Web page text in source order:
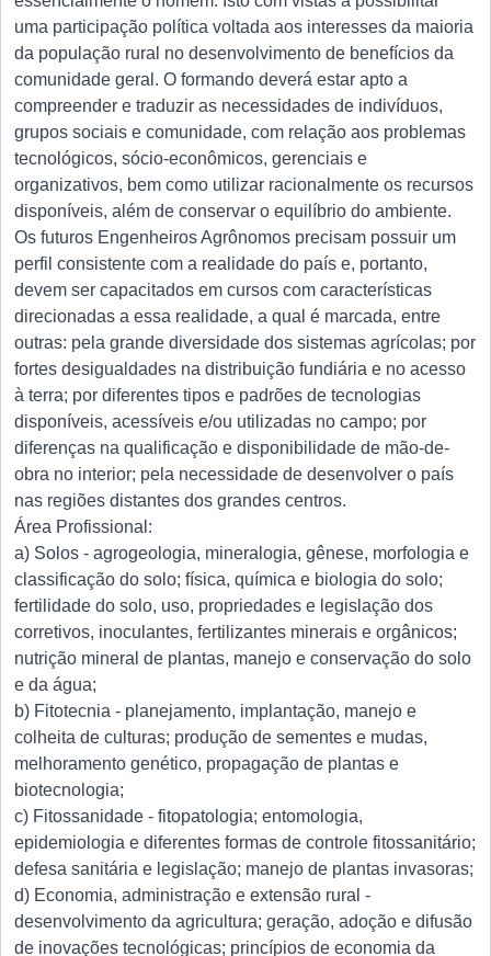
uma participação política voltada aos interesses da maioria
da população rural no desenvolvimento de benefícios da
comunidade geral. O formando deverá estar apto a
compreender e traduzir as necessidades de indivíduos,
grupos sociais e comunidade, com relação aos problemas
tecnológicos, sócio-econômicos, gerenciais e
organizativos, bem como utilizar racionalmente os recursos
disponíveis, além de conservar o equilíbrio do ambiente.
Os futuros Engenheiros Agrônomos precisam possuir um
perfil consistente com a realidade do país e, portanto,
devem ser capacitados em cursos com características
direcionadas a essa realidade, a qual é marcada, entre
outras: pela grande diversidade dos sistemas agrícolas; por
fortes desigualdades na distribuição fundiária e no acesso
à terra; por diferentes tipos e padrões de tecnologias
disponíveis, acessíveis e/ou utilizadas no campo; por
diferenças na qualificação e disponibilidade de mão-de-
obra no interior; pela necessidade de desenvolver o país
nas regiões distantes dos grandes centros.
Área Profissional:
a) Solos - agrogeologia, mineralogia, gênese, morfologia e
classificação do solo; física, química e biologia do solo;
fertilidade do solo, uso, propriedades e legislação dos
corretivos, inoculantes, fertilizantes minerais e orgânicos;
nutrição mineral de plantas, manejo e conservação do solo
e da água;
b) Fitotecnia - planejamento, implantação, manejo e
colheita de culturas; produção de sementes e mudas,
melhoramento genético, propagação de plantas e
biotecnologia;
c) Fitossanidade - fitopatologia; entomologia,
epidemiologia e diferentes formas de controle fitossanitário;
defesa sanitária e legislação; manejo de plantas invasoras;
d) Economia, administração e extensão rural -
desenvolvimento da agricultura; geração, adoção e difusão
de inovações tecnológicas; princípios de economia da